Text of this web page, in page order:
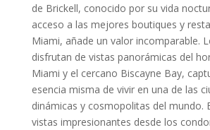
de Brickell, conocido por su vida
acceso a las mejores boutiques y
Miami, añade un valor incomparable.
disfrutan de vistas panorámicas del
Miami y el cercano Biscayne Bay,
esencia misma de vivir en una de las
dinámicas y cosmopolitas del mundo.
vistas impresionantes desde los